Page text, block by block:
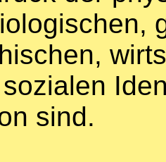
sind.